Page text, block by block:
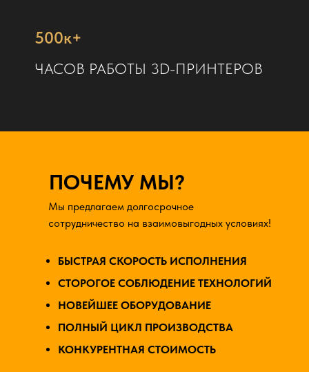
500к+
ЧАСОВ РАБОТЫ 3D-ПРИНТЕРОВ
ПОЧЕМУ МЫ?
Мы предлагаем долгосрочное
сотрудничество на взаимовыгодных условиях!
БЫСТРАЯ СКОРОСТЬ ИСПОЛНЕНИЯ
СТОРОГОЕ СОБЛЮДЕНИЕ ТЕХНОЛОГИЙ
НОВЕЙШЕЕ ОБОРУДОВАНИЕ
ПОЛНЫЙ ЦИКЛ ПРОИЗВОДСТВА
КОНКУРЕНТНАЯ СТОИМОСТЬ